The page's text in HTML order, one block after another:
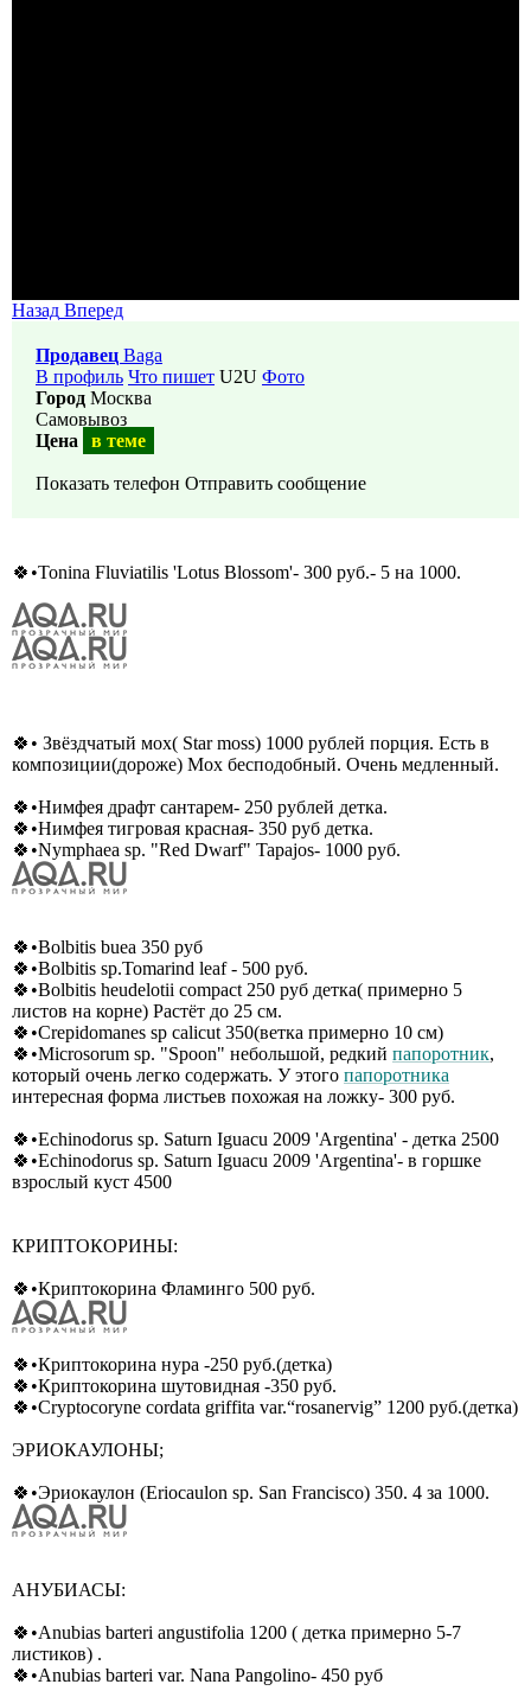
Назад Вперед
Продавец Baga
В профиль Что пишет U2U Фото
Город Москва
Самовывоз
Цена
в теме
Показать телефон Отправить сообщение
🍀•Tonina Fluviatilis 'Lotus Blossom'- 300 руб.- 5 на 1000.
🍀• Звёздчатый мох( Star moss) 1000 рублей порция. Есть в
композиции(дороже) Мох бесподобный. Очень медленный.
🍀•Нимфея драфт сантарем- 250 рублей детка.
🍀•Нимфея тигровая красная- 350 руб детка.
🍀•Nymphaea sp. "Red Dwarf" Tapajos- 1000 руб.
🍀•Bolbitis buea 350 руб
🍀•Bolbitis sp.Tomarind leaf - 500 руб.
🍀•Bolbitis heudelotii compact 250 руб детка( примерно 5
листов на корне) Растёт до 25 см.
🍀•Crepidomanes sp calicut 350(ветка примерно 10 см)
🍀•Microsorum sp. "Spoon" небольшой, редкий папоротник,
который очень легко содержать. У этого папоротника
интересная форма листьев похожая на ложку- 300 руб.
🍀•Echinodorus sp. Saturn Iguacu 2009 'Argentina' - детка 2500
🍀•Echinodorus sp. Saturn Iguacu 2009 'Argentina'- в горшке
взрослый куст 4500
КРИПТОКОРИНЫ:
🍀•Криптокорина Фламинго 500 руб.
🍀•Криптокорина нура -250 руб.(детка)
🍀•Криптокорина шутовидная -350 руб.
🍀•Cryptocoryne cordata griffita var.“rosanervig” 1200 руб.(детка)
ЭРИОКАУЛОНЫ;
🍀•Эриокаулон (Eriocaulon sp. San Francisco) 350. 4 за 1000.
АНУБИАСЫ:
🍀•Anubias barteri angustifolia 1200 ( детка примерно 5-7
листиков) .
🍀•Anubias barteri var. Nana Pangolino- 450 руб